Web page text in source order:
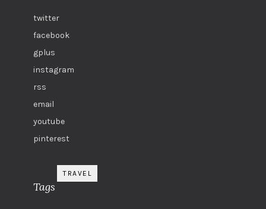
twitter
facebook
gplus
instagram
rss
email
youtube
pinterest
Tags
TRAVEL